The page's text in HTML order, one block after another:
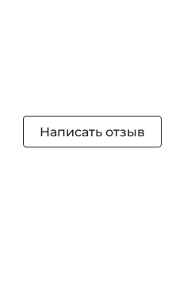
Написать отзыв